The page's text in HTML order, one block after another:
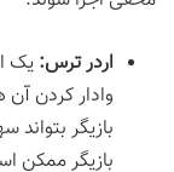
اردر ترس: یک
وادار کردن
بازیگر
بازیگر ممکن